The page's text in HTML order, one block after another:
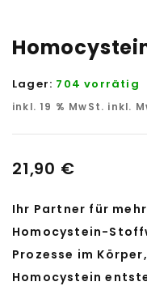
Lager: 704 vorrätig
inkl. 19 % MwSt. inkl.
21,90 €
Ihr Partner für
Homocystein-
Prozesse im
Homocystein